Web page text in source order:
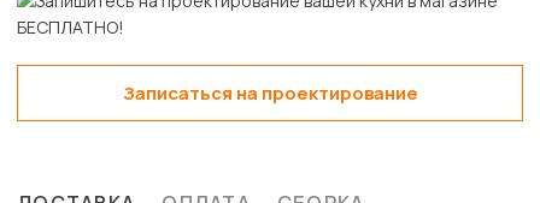
Записаться на проектирование